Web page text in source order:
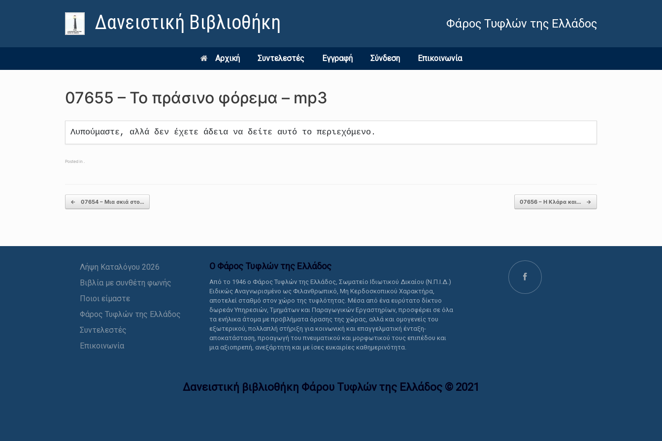
Δανειστική Βιβλιοθήκη Φάρος Τυφλών της Ελλάδος
Αρχική Συντελεστές Εγγραφή Σύνδεση Επικοινωνία
07655 – Το πράσινο φόρεμα – mp3
Λυπούμαστε, αλλά δεν έχετε άδεια να δείτε αυτό το περιεχόμενο.
Posted in .
Post navigation
← 07654 – Μια σκιά στο… 07656 – Η Κλάρα και… →
Λήψη Καταλόγου 2026
Βιβλία με συνθέτη φωνής
Ποιοι είμαστε
Φάρος Τυφλών της Ελλάδος
Συντελεστές
Επικοινωνία
Ο Φάρος Τυφλών της Ελλάδoς
Από το 1946 ο Φάρος Τυφλών της Ελλάδος, Σωματείο Ιδιωτικού Δικαίου (Ν.Π.Ι.Δ.)
Ειδικώς Αναγνωρισμένο ως Φιλανθρωπικό, Μη Κερδοσκοπικού Χαρακτήρα,
αποτελεί σταθμό στον χώρο της τυφλότητας. Μέσα από ένα ευρύτατο δίκτυο
δωρεάν Υπηρεσιών, Τμημάτων και Παραγωγικών Εργαστηρίων, προσφέρει σε όλα
τα ενήλικα άτομα με προβλήματα όρασης της χώρας, αλλά και ομογενείς του
εξωτερικού, πολλαπλή στήριξη για κοινωνική και επαγγελματική ένταξη-
αποκατάσταση, προαγωγή του πνευματικού και μορφωτικού τους επιπέδου και
μια αξιοπρεπή, ανεξάρτητη και με ίσες ευκαιρίες καθημερινότητα.
Δανειστική βιβλιοθήκη Φάρου Τυφλών της Ελλάδoς © 2021